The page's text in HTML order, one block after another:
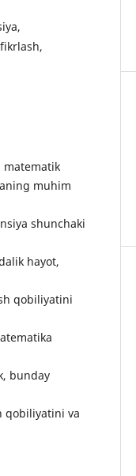
matematik
muhim
shunchaki
hayot,
qobiliyatini
bunday
qobiliyatini va